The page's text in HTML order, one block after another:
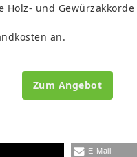
Holz- und Gewürzakkorde
an.
Zum Angebot
E-Mail